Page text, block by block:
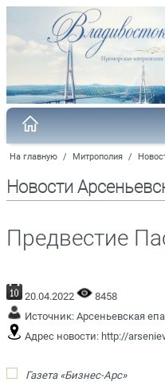
На главную / Митрополия /
Новости
Предвестие
20.04.2022
8458
Источник: Арсеньевская
Адрес новости: http://
Газета «Бизнес-Арс»